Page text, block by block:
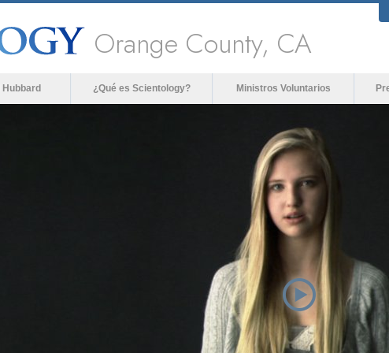
Orange County, CA
Hubbard ¿Qué es Scientology? Ministros Voluntarios